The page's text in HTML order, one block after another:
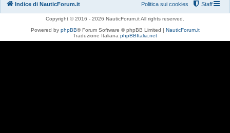
Indice di NauticForum.it Staff
Politica sui cookies
Copyright © 2016 - 2026 NauticForum.it All rights reserved.
Powered by phpBB® Forum Software © phpBB Limited | NauticForum.it
Traduzione Italiana phpBBItalia.net